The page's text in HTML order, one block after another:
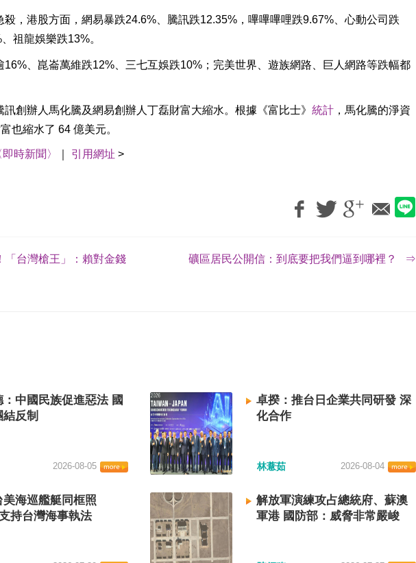
，港股方面，網易暴跌24.6%、騰訊跌12.35%，嗶嗶嗶哩跌9.67%、心動公司跌
祖龍娛樂跌13%。
、崑崙萬維跌12%、三七互娛跌10%；完美世界、遊族網路、巨人網路等跌幅都
創辦人馬化騰及網易創辦人丁磊財富大縮水。根據《富比士》 統計 ，馬化騰的淨資
也縮水了 64 億美元。
時新聞〉 引用網址 >
台灣槍王」：賴對金錢
礦區居民公開信：到底要把我們逼到哪裡？ ⇒
：中國民族促進惡法 國
結反制
2026-08-05
卓揆：推台日企業共同研發 深
化合作
林薏茹 2026-08-04
美海巡艦艇同框照
持台灣海事執法
解放軍演練攻占總統府、蘇澳
軍港 國防部：威脅非常嚴峻